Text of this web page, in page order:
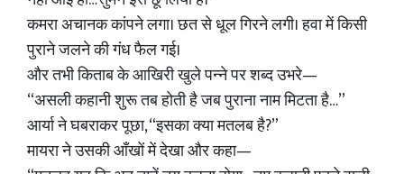
कमरा अचानक कांपने लगा। छत से धूल गिरने लगी। हवा में किसी
पुराने जलने की गंध फैल गई।
और तभी किताब के आखिरी खुले पन्ने पर शब्द उभरे—
“असली कहानी शुरू तब होती है जब पुराना नाम मिटता है…”
आर्या ने घबराकर पूछा, “इसका क्या मतलब है?”
मायरा ने उसकी आँखों में देखा और कहा—